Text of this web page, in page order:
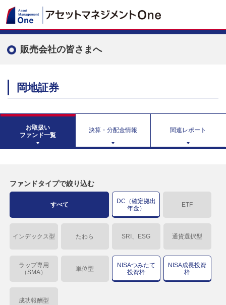
販売会社の皆さまへ
岡地証券
お取扱い
ファンド一覧
決算・分配金情報 関連レポート
ファンドタイプで絞り込む
すべて
DC（確定拠出
年金）
ETF
インデックス型 たわら SRI、ESG 通貨選択型
ラップ専用
（SMA）
単位型
NISAつみたて
投資枠
NISA成長投資
枠
成功報酬型